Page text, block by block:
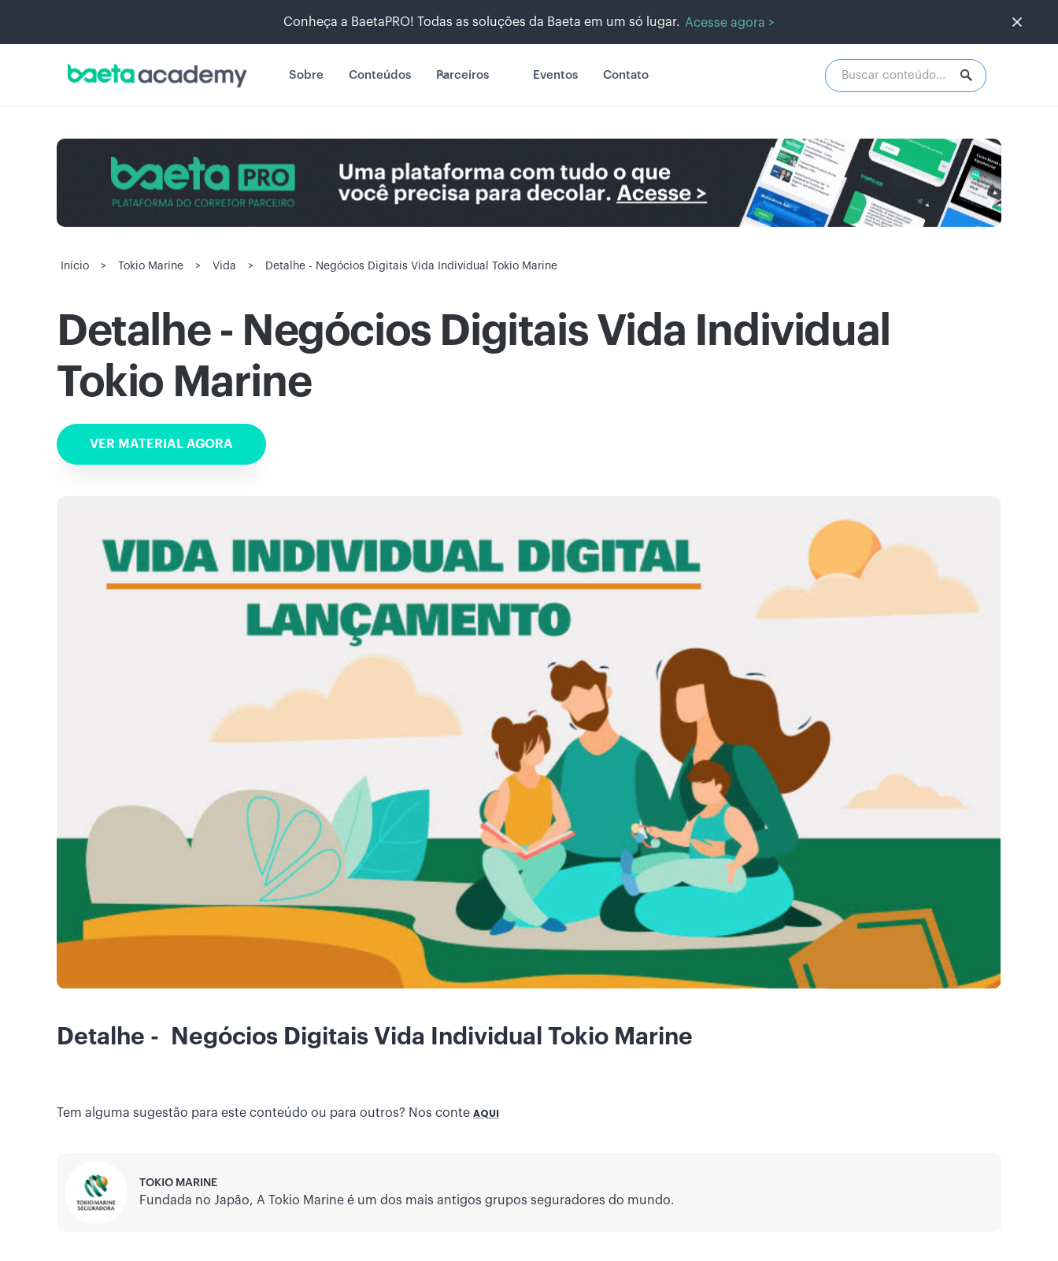
Conheça a BaetaPRO! Todas as soluções da Baeta em um só lugar. Acesse agora >
Sobre Conteúdos Parceiros Eventos Contato
Início > Tokio Marine > Vida > Detalhe - Negócios Digitais Vida Individual Tokio Marine
Detalhe - Negócios Digitais Vida Individual
Tokio Marine
VER MATERIAL AGORA
Detalhe - Negócios Digitais Vida Individual Tokio Marine
Tem alguma sugestão para este conteúdo ou para outros? Nos conte AQUI
TOKIO MARINE
Fundada no Japão, A Tokio Marine é um dos mais antigos grupos seguradores do mundo.